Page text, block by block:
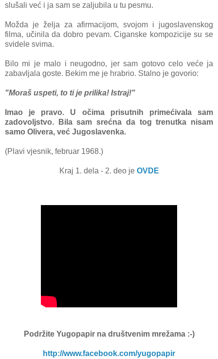
slušali već i ja sam se zaljubila u tu pesmu.
Možda je želja za afirmacijom, svojom i jugoslavenskog
filma, učinila da dobro pevam. Ciganske kompozicije su se
svidele svima.
Bilo mi je malo i neugodno, jer sam gotovo celo veće ja
zabavljala goste. Bekim me je hrabrio. Stalno je govorio:
"Moraš uspeti, to ti je prilika! Istraj!"
Imao je pravo. U očima prisutnih primećivala sam
zadovoljstvo. Bila sam srećna da tog trenutka nisam
samo Olivera, već Jugoslavenka.
(Plavi vjesnik, februar 1968.)
Kraj 1. dela - 2. deo je OVDE
Podržite Yugopapirna društvenim mrežama :-)
http://www.facebook.com/yugopapir